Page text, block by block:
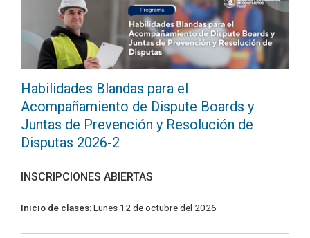
Habilidades Blandas para el
Acompañamiento de Dispute Boards y
Juntas de Prevención y Resolución de
Disputas 2026-2
INSCRIPCIONES ABIERTAS
Inicio de clases:Lunes 12 de octubre del 2026